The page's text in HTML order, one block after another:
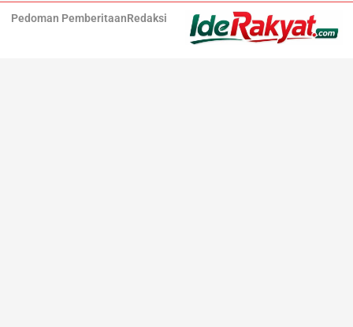
Pedoman PemberitaanRedaksi